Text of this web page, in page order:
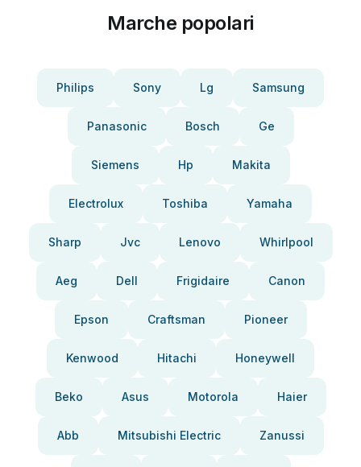
Marche popolari
Philips Sony Lg Samsung
Panasonic Bosch Ge
Siemens Hp Makita
Electrolux Toshiba Yamaha
Sharp Jvc Lenovo Whirlpool
Aeg Dell Frigidaire Canon
Epson Craftsman Pioneer
Kenwood Hitachi Honeywell
Beko Asus Motorola Haier
Abb Mitsubishi Electric Zanussi